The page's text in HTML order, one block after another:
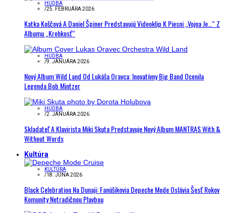
HUDBA
/25. FEBRUÁRA 2026
Katka Koščová A Daniel Špiner Predstavujú Videoklip K Piesni „Vojna Je…“ Z
Albumu „Krehkosť“
HUDBA
/9. JANUÁRA 2026
Nový Album Wild Land Od Lukáša Oravca: Inovatívny Big Band Ocenila
Legenda Bob Mintzer
HUDBA
/2. JANUÁRA 2026
Skladateľ A Klavirista Miki Skuta Predstavuje Nový Album MANTRAS With &
Without Words
Kultúra
KULTÚRA
/18. JÚNA 2026
Black Celebration Na Dunaji: Fanúšikovia Depeche Mode Oslávia Šesť Rokov
Komunity Netradičnou Plavbou